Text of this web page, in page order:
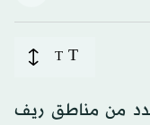
T
T
عدد من مناطق ريف